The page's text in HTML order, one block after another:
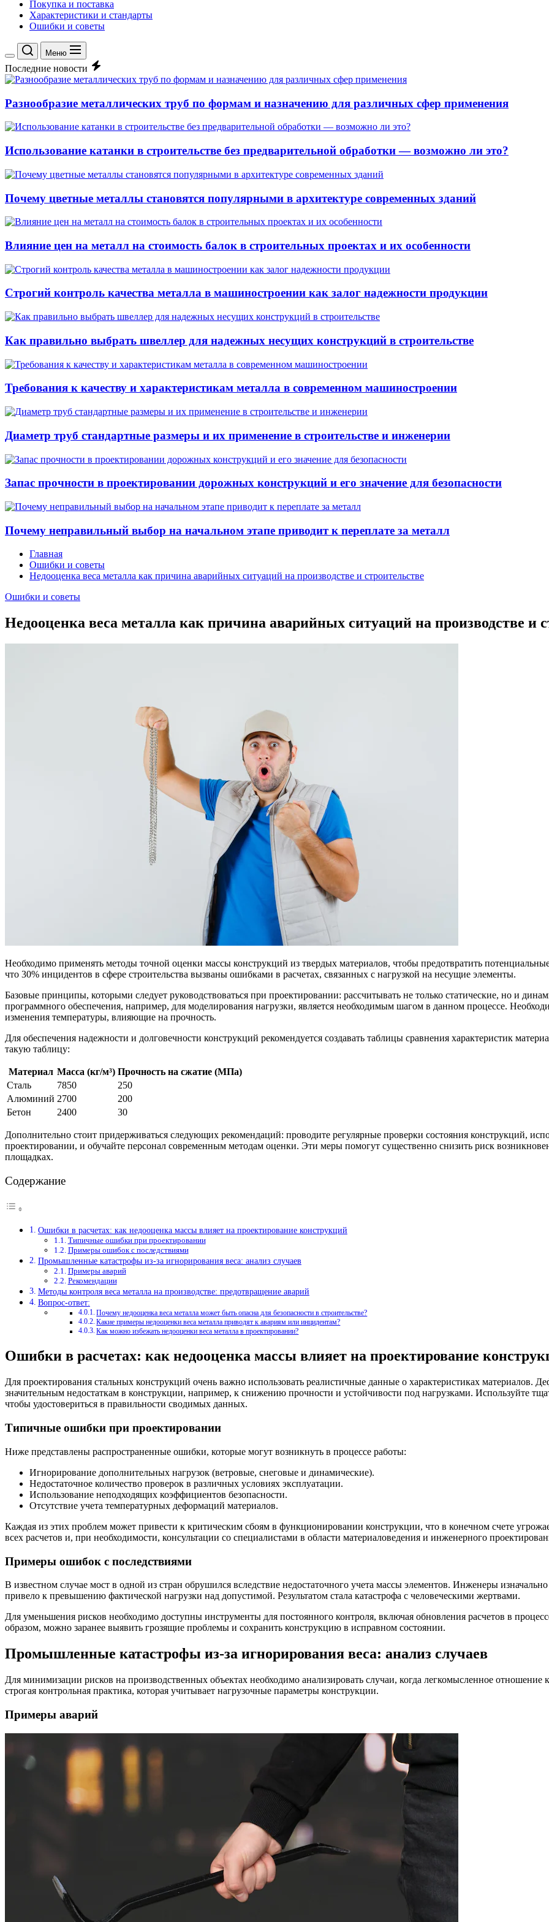
Покупка и поставка
Характеристики и стандарты
Ошибки и советы
Переключение
цветового
режима
Меню
Последние новости
Разнообразие металлических труб по формам и назначению для различных сфер применения
Использование катанки в строительстве без предварительной обработки — возможно ли это?
Почему цветные металлы становятся популярными в архитектуре современных зданий
Влияние цен на металл на стоимость балок в строительных проектах и их особенности
Строгий контроль качества металла в машиностроении как залог надежности продукции
Как правильно выбрать швеллер для надежных несущих конструкций в строительстве
Требования к качеству и характеристикам металла в современном машиностроении
Диаметр труб стандартные размеры и их применение в строительстве и инженерии
Запас прочности в проектировании дорожных конструкций и его значение для безопасности
Почему неправильный выбор на начальном этапе приводит к переплате за металл
Главная
Ошибки и советы
Недооценка веса металла как причина аварийных ситуаций на производстве и строительстве
Ошибки и советы
Недооценка веса металла как причина аварийных ситуаций на производстве и
Необходимо применять методы точной оценки массы конструкций из твердых материалов, чтобы предотвратить
что 30% инцидентов в сфере строительства вызваны ошибками в расчетах, связанных с нагрузкой на несущие элементы.
Базовые принципы, которыми следует руководствоваться при проектировании: рассчитывать не только статические, но и
программного обеспечения, например, для моделирования нагрузки, является необходимым шагом в данном процессе.
изменения температуры, влияющие на прочность.
Для обеспечения надежности и долговечности конструкций рекомендуется создавать таблицы сравнения характеристик
такую таблицу:
Материал Масса (кг/м³) Прочность на сжатие (МПа)
Сталь
7850
250
Алюминий 2700
200
Бетон
2400 30
Дополнительно стоит придерживаться следующих рекомендаций: проводите регулярные проверки состояния конструкций,
проектировании, и обучайте персонал современным методам оценки. Эти меры помогут существенно снизить риск
площадках.
Содержание
Ошибки в расчетах: как недооценка массы влияет на проектирование конструкций
Типичные ошибки при проектировании
Примеры ошибок с последствиями
Промышленные катастрофы из-за игнорирования веса: анализ случаев
Примеры аварий
Рекомендации
Методы контроля веса металла на производстве: предотвращение аварий
Вопрос-ответ:
Почему недооценка веса металла может быть опасна для безопасности в строительстве?
Какие примеры недооценки веса металла приводят к авариям или инцидентам?
Как можно избежать недооценки веса металла в проектировании?
Ошибки в расчетах: как недооценка массы влияет на проектирование
Для проектирования стальных конструкций очень важно использовать реалистичные данные о характеристиках материалов.
значительным недостаткам в конструкции, например, к снижению прочности и устойчивости под нагрузками. Используйте
чтобы удостовериться в правильности сводимых данных.
Типичные ошибки при проектировании
Ниже представлены распространенные ошибки, которые могут возникнуть в процессе работы:
Игнорирование дополнительных нагрузок (ветровые, снеговые и динамические).
Недостаточное количество проверок в различных условиях эксплуатации.
Использование неподходящих коэффициентов безопасности.
Отсутствие учета температурных деформаций материалов.
Каждая из этих проблем может привести к критическим сбоям в функционировании конструкции, что в конечном счете
всех расчетов и, при необходимости, консультации со специалистами в области материаловедения и инженерного
Примеры ошибок с последствиями
В известном случае мост в одной из стран обрушился вследствие недостаточного учета массы элементов. Инженеры
привело к превышению фактической нагрузки над допустимой. Результатом стала катастрофа с человеческими жертвами.
Для уменьшения рисков необходимо доступны инструменты для постоянного контроля, включая обновления расчетов в
образом, можно заранее выявить грозящие проблемы и сохранить конструкцию в исправном состоянии.
Промышленные катастрофы из-за игнорирования веса: анализ случаев
Для минимизации рисков на производственных объектах необходимо анализировать случаи, когда легкомысленное отношение
строгая контрольная практика, которая учитывает нагрузочные параметры конструкции.
Примеры аварий